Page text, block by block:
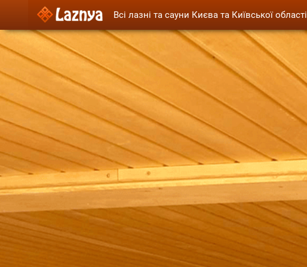
Всі лазні та сауни Києва та Київської області